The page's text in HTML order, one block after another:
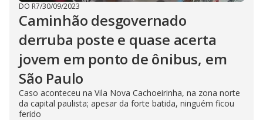
DO R7/30/09/2023
Caminhão desgovernado
derruba poste e quase acerta
jovem em ponto de ônibus, em
São Paulo
Caso aconteceu na Vila Nova Cachoeirinha, na zona norte
da capital paulista; apesar da forte batida, ninguém ficou
ferido